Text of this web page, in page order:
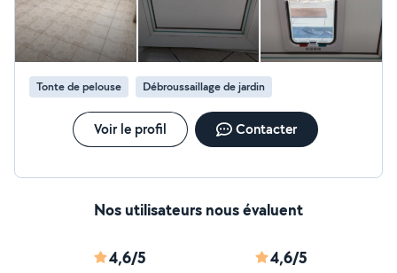
Tonte de pelouse Débroussaillage de jardin
Voir le profil Contacter
Nos utilisateurs nous évaluent
4,6/5 4,6/5